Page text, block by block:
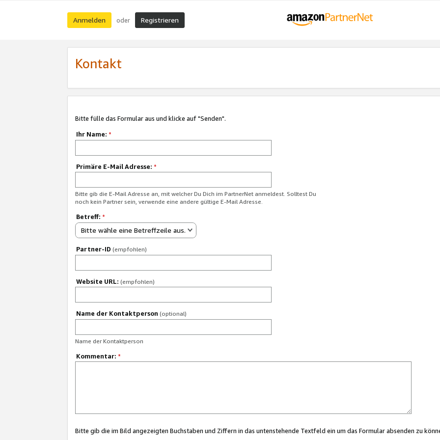
Anmelden oder Registrieren
Kontakt
Bitte fülle das Formular aus und klicke auf "Senden".
Ihr Name: *
Primäre E-Mail Adresse: *
Bitte gib die E-Mail Adresse an, mit welcher Du Dich im PartnerNet anmeldest. Solltest Du
noch kein Partner sein, verwende eine andere gültige E-Mail Adresse.
Betreff: *
Bitte wähle eine Betreffzeile aus.
Partner-ID (empfohlen)
Website URL: (empfohlen)
Name der Kontaktperson (optional)
Name der Kontaktperson
Kommentar: *
Bitte gib die im Bild angezeigten Buchstaben und Ziffern in das untenstehende Textfeld ein um das Formular absenden zu